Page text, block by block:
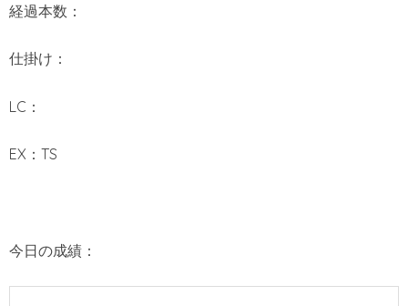
経過本数：
仕掛け：
LC：
EX：TS
今日の成績：